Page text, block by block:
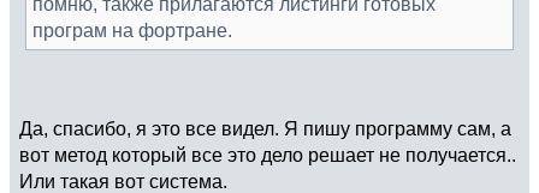
програм на фортране.
Да, спасибо, я это все видел. Я пишу программу сам, а
вот метод который все это дело решает не получается..
Или такая вот система.